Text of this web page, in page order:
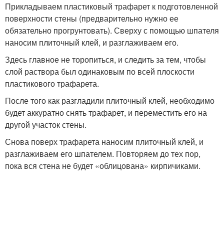
Прикладываем пластиковый трафарет к подготовленной
поверхности стены (предварительно нужно ее
обязательно прогрунтовать). Сверху с помощью шпателя
наносим плиточный клей, и разглаживаем его.
Здесь главное не торопиться, и следить за тем, чтобы
слой раствора был одинаковым по всей плоскости
пластикового трафарета.
После того как разгладили плиточный клей, необходимо
будет аккуратно снять трафарет, и переместить его на
другой участок стены.
Снова поверх трафарета наносим плиточный клей, и
разглаживаем его шпателем. Повторяем до тех пор,
пока вся стена не будет «облицована» кирпичиками.